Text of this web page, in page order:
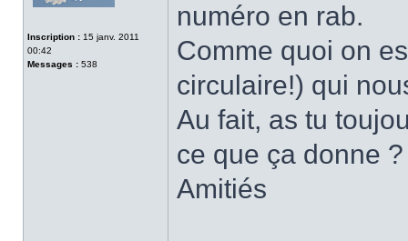
Inscription : 15 janv. 2011
00:42
Messages : 538
numéro en rab.
Comme quoi on
circulaire!) qui
Au fait, as tu
ce que ça donne ?
Amitiés